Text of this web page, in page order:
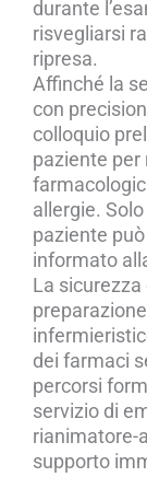
durante
risvegliarsi
ripresa.
Affinché la
con
colloquio
paziente per
allergie.
paziente
informato
La
dei farmaci
percorsi
servizio di
rianimatore-
supporto